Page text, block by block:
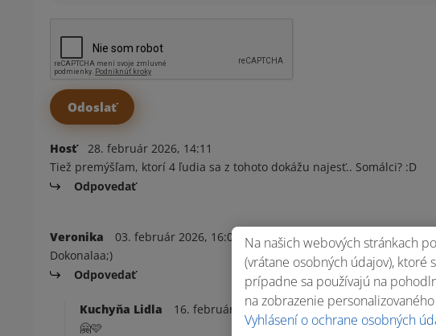
Hosť
28. február 2026, 14:11
Tiež premýšľam, ktorí 4 ľudia sa z tohoto dokážu najesť.. Somálci? :D
Odpovedať
Veronika
03. február 2026, 16:02
Dokonalaa;)
Odpovedať
Kuchyňa Lidla
16. február 2026, 07:35
🤗🩷
Na našich webových stránkach
(vrátane osobných údajov),
prípadne sa používajú na
na zobrazenie
Vyhlásení o ochrane osobných